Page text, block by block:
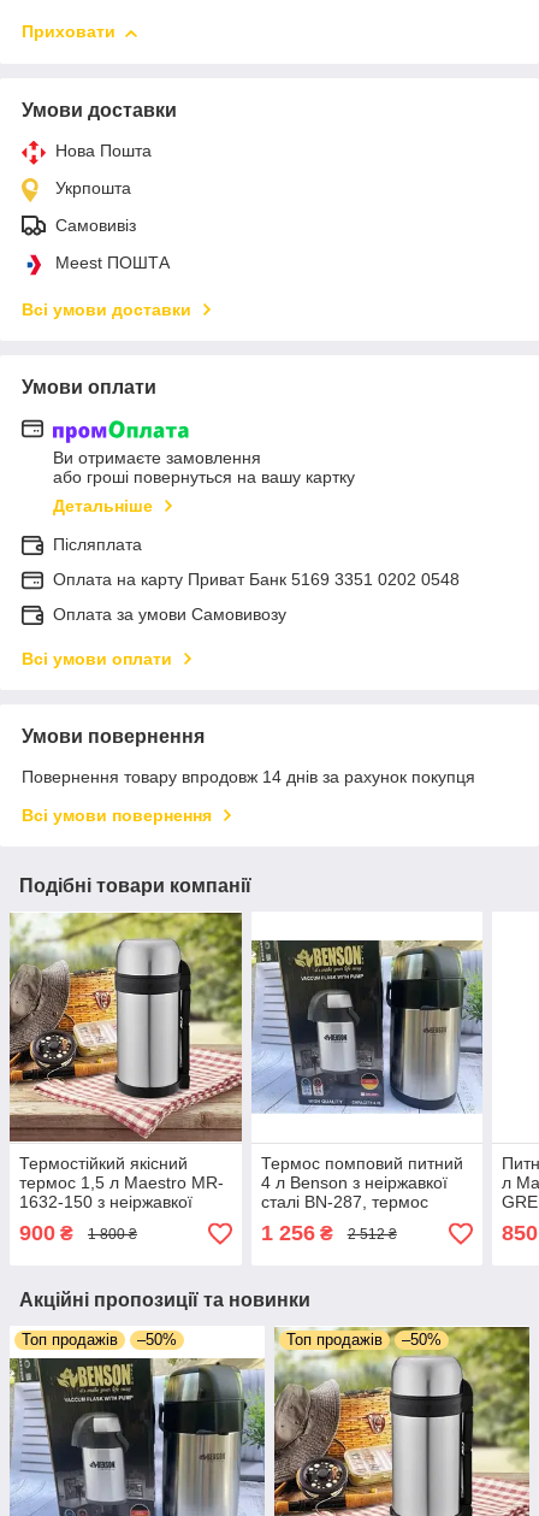
Приховати
Умови доставки
Нова Пошта
Укрпошта
Самовивіз
Meest ПОШТА
Всі умови доставки
Умови оплати
Ви отримаєте замовлення
або гроші повернуться на вашу картку
Детальніше
Післяплата
Оплата на карту Приват Банк 5169 3351 0202 0548
Оплата за умови Самовивозу
Всі умови оплати
Умови повернення
Повернення товару впродовж 14 днів за рахунок покупця
Всі умови повернення
Подібні товари компанії
Термостійкий якісний
термос 1,5 л Maestro MR-
1632-150 з неіржавкої
сталі, Термос для туристів
стильний
900 ₴ 1 800 ₴
Термос помповий питний
4 л Benson з неіржавкої
сталі BN-287, термос
туристичний дорожній для
води
1 256₴ 2 512 ₴
л
850
Акційні пропозиції та новинки
Топ продажів –50% Топ продажів –50%